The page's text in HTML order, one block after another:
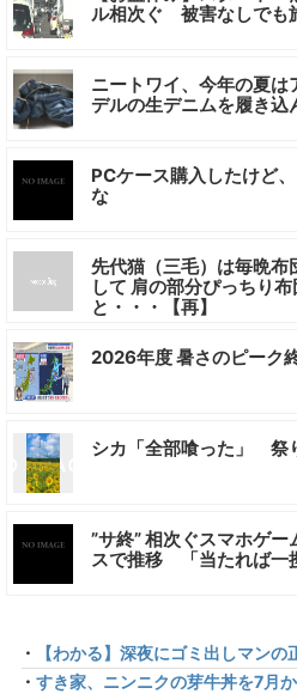
ル相次ぐ 被害なしでも
ニートワイ、今年の夏
デルの生デニムを履き込
PCケース購入したけど
な
先代猫（三毛）は毎晩布
して 肩の部分ぴっちり
と・・・【再】
2026年度 暑さのピーク
シカ「全部喰った」 祭
”サ終” 相次ぐスマホゲ
スで推移 「当たれば一
・
【わかる】深夜にゴミ出しマンの
・ すき家、ニンニクの芽牛丼を7月